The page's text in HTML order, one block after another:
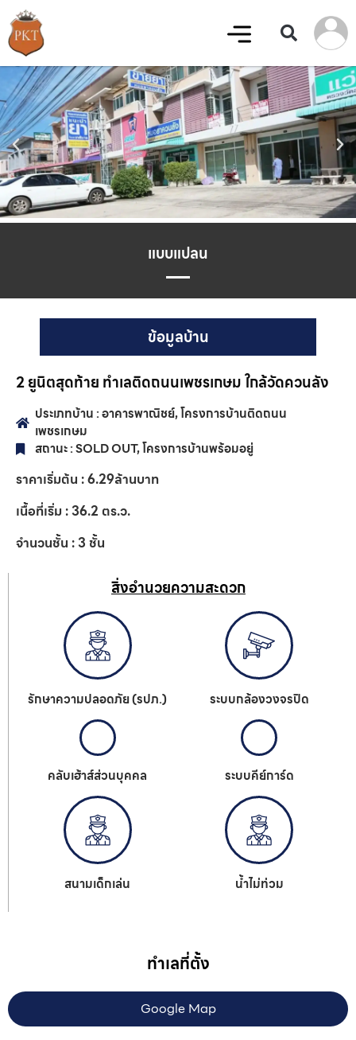
แบบแปลน
ข้อมูลบ้าน
2 ยูนิตสุดท้าย ทำเลติดถนนเพชรเกษม ใกล้วัดควนลัง
ประเภทบ้าน :อาคารพาณิชย์,โครงการบ้านติดถนน
เพชรเกษม
สถานะ :SOLD OUT,โครงการบ้านพร้อมอยู่
ราคาเริ่มต้น :6.29ล้านบาท
เนื้อที่เริ่ม :36.2 ตร.ว.
จำนวนชั้น :3 ชั้น
สิ่งอำนวยความสะดวก
รักษาความปลอดภัย (รปภ.) ระบบกล้องวงจรปิด
คลับเฮ้าส์ส่วนบุคคล ระบบคีย์การ์ด
สนามเด็กเล่น น้ำไม่ท่วม
ทำเลที่ตั้ง
Google Map